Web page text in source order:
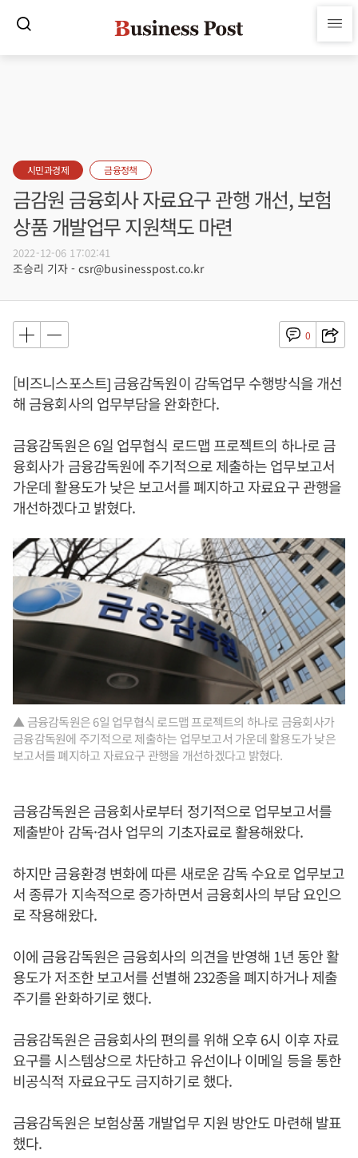
시민과경제 금융정책
금감원 금융회사 자료요구 관행 개선, 보험
상품 개발업무 지원책도 마련
2022-12-06 17:02:41
조승리 기자 - csr@businesspost.co.kr
0
[비즈니스포스트] 금융감독원이 감독업무 수행방식을 개선
해 금융회사의 업무부담을 완화한다.
금융감독원은 6일 업무협식 로드맵 프로젝트의 하나로 금
융회사가 금융감독원에 주기적으로 제출하는 업무보고서
가운데 활용도가 낮은 보고서를 폐지하고 자료요구 관행을
개선하겠다고 밝혔다.
▲ 금융감독원은 6일 업무협식 로드맵 프로젝트의 하나로 금융회사가
금융감독원에 주기적으로 제출하는 업무보고서 가운데 활용도가 낮은
보고서를 폐지하고 자료요구 관행을 개선하겠다고 밝혔다.
금융감독원은 금융회사로부터 정기적으로 업무보고서를
제출받아 감독·검사 업무의 기초자료로 활용해왔다.
하지만 금융환경 변화에 따른 새로운 감독 수요로 업무보고
서 종류가 지속적으로 증가하면서 금융회사의 부담 요인으
로 작용해왔다.
이에 금융감독원은 금융회사의 의견을 반영해 1년 동안 활
용도가 저조한 보고서를 선별해 232종을 폐지하거나 제출
주기를 완화하기로 했다.
금융감독원은 금융회사의 편의를 위해 오후 6시 이후 자료
요구를 시스템상으로 차단하고 유선이나 이메일 등을 통한
비공식적 자료요구도 금지하기로 했다.
금융감독원은 보험상품 개발업무 지원 방안도 마련해 발표
했다.